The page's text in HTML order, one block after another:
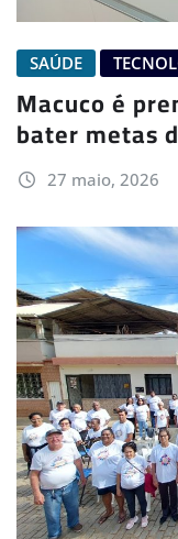
SAÚDE
Macuco é
bater metas
27 maio, 2026